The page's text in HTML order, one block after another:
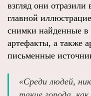
взгляд они
главной
снимки найденные в
артефакты, а также
письменные
«Среди людей,